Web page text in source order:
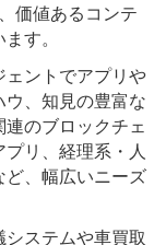
価値あるコンテ
す。
ェントでアプリや
ウ、知見の豊富な
のブロックチェ
リ、経理系・人
ど、幅広いニーズ
ステムや車買取